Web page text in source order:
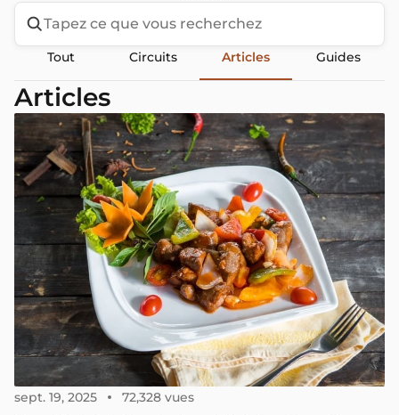
Tout Circuits Articles Guides
Articles
sept. 19, 2025 72,328 vues